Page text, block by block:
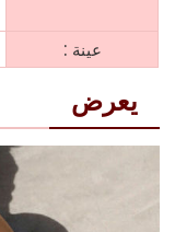
عينة :
يعرض